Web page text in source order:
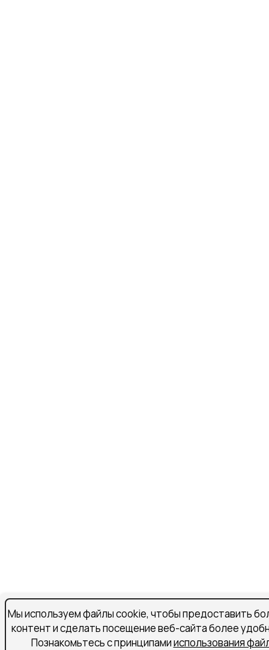
Мы используем файлы cookie, чтобы предоставить
контент и сделать посещение веб-сайта более
Познакомьтесь с принципамииспользования